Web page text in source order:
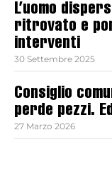
L’uomo
ritrovato e
interventi
30 Settembre 2025
Consiglio
perde pezzi.
27 Marzo 2026